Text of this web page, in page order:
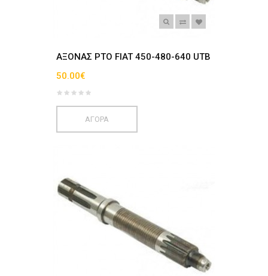
AΞΟΝΑΣ ΡΤΟ FIAT 450-480-640 UTB
50.00€
ΑΓΟΡΑ